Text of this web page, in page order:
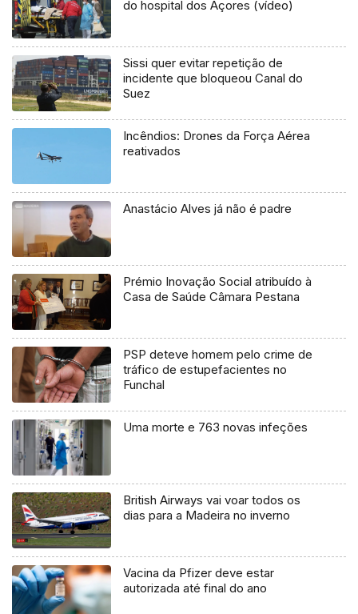
do hospital dos Açores (vídeo)
Sissi quer evitar repetição de
incidente que bloqueou Canal do
Suez
Incêndios: Drones da Força Aérea
reativados
Anastácio Alves já não é padre
Prémio Inovação Social atribuído à
Casa de Saúde Câmara Pestana
PSP deteve homem pelo crime de
tráfico de estupefacientes no
Funchal
Uma morte e 763 novas infeções
British Airways vai voar todos os
dias para a Madeira no inverno
Vacina da Pfizer deve estar
autorizada até final do ano